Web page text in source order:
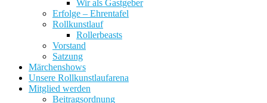
Wir als Gastgeber
Erfolge – Ehrentafel
Rollkunstlauf
Rollerbeasts
Vorstand
Satzung
Märchenshows
Unsere Rollkunstlaufarena
Mitglied werden
Beitragsordnung